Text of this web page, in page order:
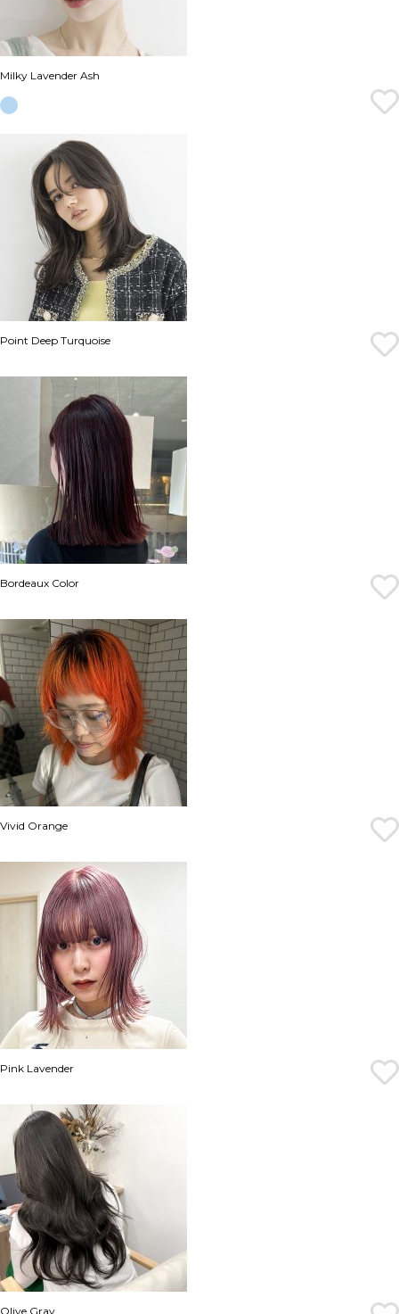
Milky Lavender Ash
Point Deep Turquoise
Bordeaux Color
Vivid Orange
Pink Lavender
Olive Gray